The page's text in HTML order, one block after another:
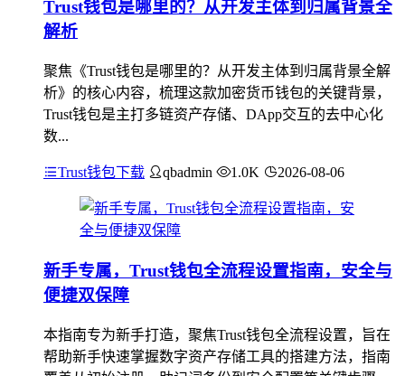
Trust钱包是哪里的？从开发主体到归属背景全
解析
聚焦《Trust钱包是哪里的？从开发主体到归属背景全解
析》的核心内容，梳理这款加密货币钱包的关键背景，
Trust钱包是主打多链资产存储、DApp交互的去中心化
数...
Trust钱包下载 qbadmin 1.0K 2026-08-06
新手专属，Trust钱包全流程设置指南，安全与
便捷双保障
本指南专为新手打造，聚焦Trust钱包全流程设置，旨在
帮助新手快速掌握数字资产存储工具的搭建方法，指南